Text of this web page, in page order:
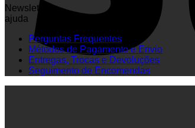
Newsletter
ajuda
Perguntas Frequentes
Métodos de Pagamento e Envio
Entregas, Trocas e Devoluções
Seguimento de Encomendas